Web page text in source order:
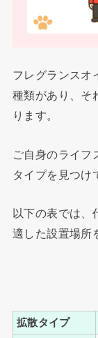
フレグランスオ
種類があり、そ
ります。
ご自身のライフ
タイプを見つけ
以下の表では、
適した設置場所
拡散タイプ